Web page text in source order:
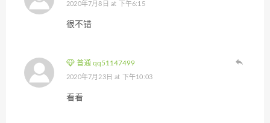
2020年7月8日 at 下午6:15
很不错
普通 qq51147499
2020年7月23日 at 下午10:03
看看